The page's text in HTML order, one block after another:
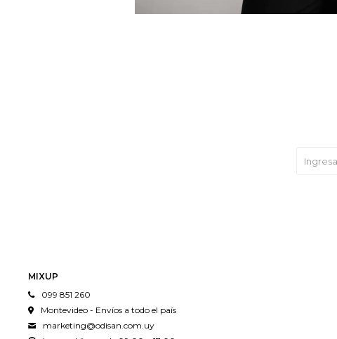
MIXUP
099 851 260
Montevideo - Envíos a todo el país
marketing@odisan.com.uy